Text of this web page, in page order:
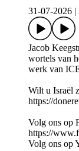
31-07-2026
Jacob
wortels van
werk van
Wilt u Israël
https://
Volg ons op
https://
Volg ons op